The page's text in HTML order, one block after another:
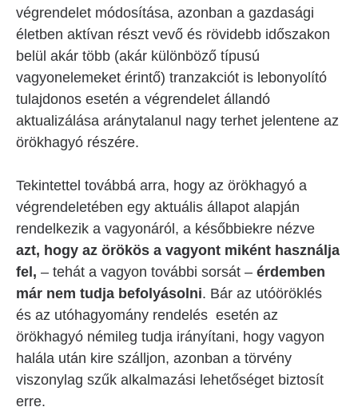
végrendelet módosítása, azonban a gazdasági
életben aktívan részt vevő és rövidebb időszakon
belül akár több (akár különböző típusú
vagyonelemeket érintő) tranzakciót is lebonyolító
tulajdonos esetén a végrendelet állandó
aktualizálása aránytalanul nagy terhet jelentene az
örökhagyó részére.
Tekintettel továbbá arra, hogy az örökhagyó a
végrendeletében egy aktuális állapot alapján
rendelkezik a vagyonáról, a későbbiekre nézve
azt, hogy az örökös a vagyont miként használja
fel, – tehát a vagyon további sorsát – érdemben
már nem tudja befolyásolni. Bár az utóöröklés
és az utóhagyomány rendelés esetén az
örökhagyó némileg tudja irányítani, hogy vagyon
halála után kire szálljon, azonban a törvény
viszonylag szűk alkalmazási lehetőséget biztosít
erre.